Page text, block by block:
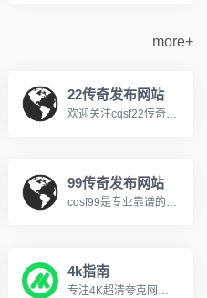
more+
22传奇发布网站
欢迎关注cqsf22传奇私服网站，我们专注于提供最新、最全的传奇sf新开服信息与资讯，每日实时更新涵盖冰雪、热血、复古、超微变、单多职业、1.76、1.80/1.85、1.90/1.95等各类传奇发布网版本，帮助玩家快速发现心仪的火爆新服，无论是寻找独家版本还是人气大区，这里是您的一站式选择。
99传奇发布网站
cqsf99是专业靠谱的传奇私服发布网，专注收录全网优质新开传奇私服与各类传奇SF版本，涵盖复古、火龙、冰雪、微变等热门玩法，实时更新新开大区开服信息，精准筛选稳定长久的优质服务器，为传奇玩家提供便捷的找服渠道，是老玩家寻觅传奇私服的首选平台。
4k指南
专注4K超清夸克网盘分享